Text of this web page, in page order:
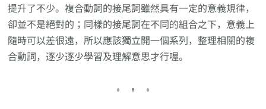
提升了不少。複合動詞的接尾詞雖然具有一定的意義規律，
卻並不是絕對的；同樣的接尾詞在不同的組合之下，意義上
隨時可以差很遠，所以應該獨立開一個系列，整理相關的複
合動詞，逐少逐少學習及理解意思才行喔。